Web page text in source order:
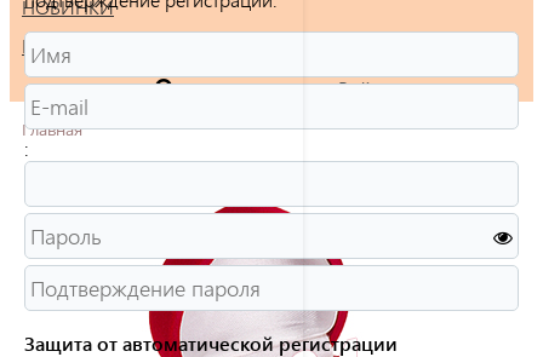
НОВИНКИ
РАСПРОДАЖА
Войти
Главная
:
Защита от автоматической регистрации